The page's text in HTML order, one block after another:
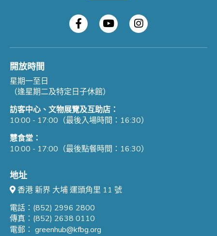
開放時間
星期一至日
（逢星期二及特定日子休館）
訪客中心、文物展覽及互助店：
10:00 - 17:00（最後入場時間：16:30）
慧食堂：
10:00 - 17:00（最後點餐時間：16:30）
地址
香港 新界 大埔 運頭角里 11 號
電話：(852) 2996 2800
傳真：(852) 2638 0110
電郵： greenhub@kfbg.org